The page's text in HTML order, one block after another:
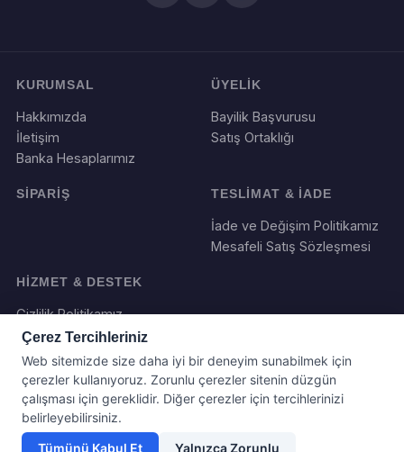
KURUMSAL
Hakkımızda
İletişim
Banka Hesaplarımız
ÜYELİK
Bayilik Başvurusu
Satış Ortaklığı
SİPARİŞ TESLİMAT & İADE
İade ve Değişim Politikamız
Mesafeli Satış Sözleşmesi
HİZMET & DESTEK
Gizlilik Politikamız
Çerez Tercihleriniz
Web sitemizde size daha iyi bir deneyim sunabilmek için
çerezler kullanıyoruz. Zorunlu çerezler sitenin düzgün
çalışması için gereklidir. Diğer çerezler için tercihlerinizi
belirleyebilirsiniz.
Tümünü Kabul Et
Yalnızca Zorunlu